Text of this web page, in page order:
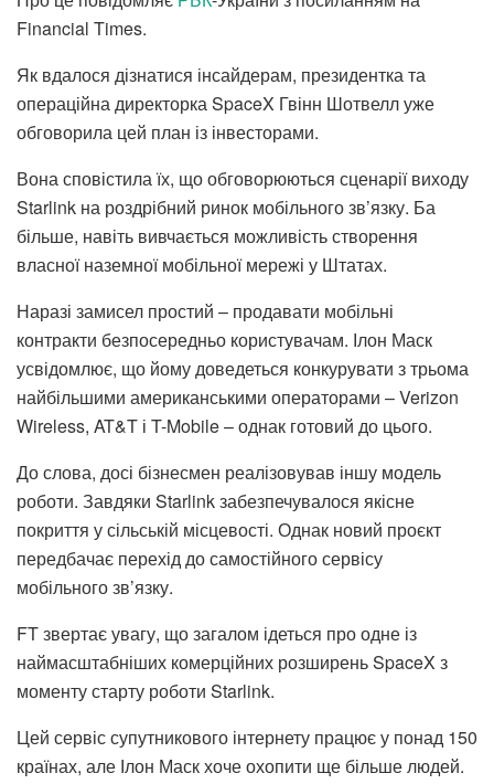
Financial Times.
Як вдалося дізнатися інсайдерам, президентка та
операційна директорка SpaceX Гвінн Шотвелл уже
обговорила цей план із інвесторами.
Вона сповістила їх, що обговорюються сценарії виходу
Starlink на роздрібний ринок мобільного зв’язку. Ба
більше, навіть вивчається можливість створення
власної наземної мобільної мережі у Штатах.
Наразі замисел простий – продавати мобільні
контракти безпосередньо користувачам. Ілон Маск
усвідомлює, що йому доведеться конкурувати з трьома
найбільшими американськими операторами – Verizon
Wireless, AT&T і T-Mobile – однак готовий до цього.
До слова, досі бізнесмен реалізовував іншу модель
роботи. Завдяки Starlink забезпечувалося якісне
покриття у сільській місцевості. Однак новий проєкт
передбачає перехід до самостійного сервісу
мобільного зв’язку.
FT звертає увагу, що загалом ідеться про одне із
наймасштабніших комерційних розширень SpaceX з
моменту старту роботи Starlink.
Цей сервіс супутникового інтернету працює у понад 150
країнах, але Ілон Маск хоче охопити ще більше людей.